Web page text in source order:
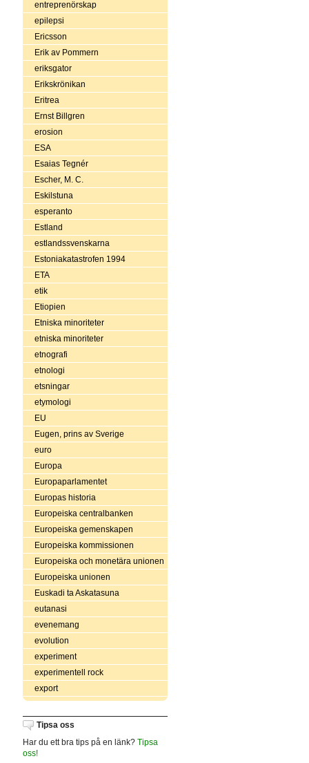
entreprenörskap
epilepsi
Ericsson
Erik av Pommern
eriksgator
Erikskrönikan
Eritrea
Ernst Billgren
erosion
ESA
Esaias Tegnér
Escher, M. C.
Eskilstuna
esperanto
Estland
estlandssvenskarna
Estoniakatastrofen 1994
ETA
etik
Etiopien
Etniska minoriteter
etniska minoriteter
etnografi
etnologi
etsningar
etymologi
EU
Eugen, prins av Sverige
euro
Europa
Europaparlamentet
Europas historia
Europeiska centralbanken
Europeiska gemenskapen
Europeiska kommissionen
Europeiska och monetära unionen
Europeiska unionen
Euskadi ta Askatasuna
eutanasi
evenemang
evolution
experiment
experimentell rock
export
Tipsa oss
Har du ett bra tips på en länk? Tipsa
oss!